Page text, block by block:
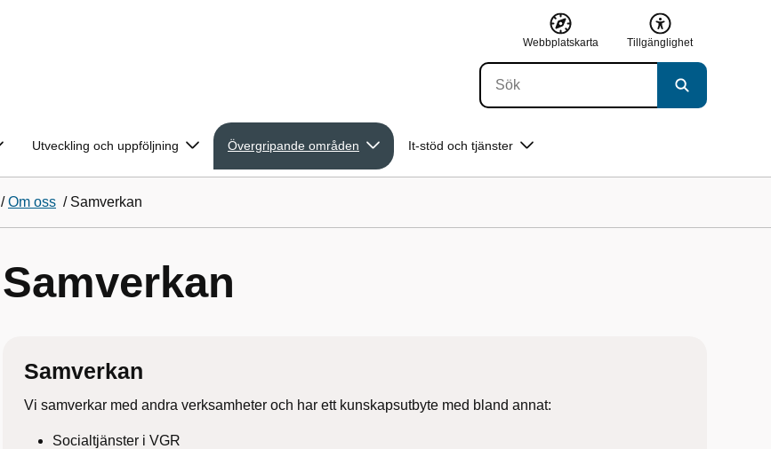
Webbplatskarta Tillgänglighet
Utveckling och uppföljning Övergripande områden It-stöd och tjänster
/Om oss / Samverkan
Samverkan
Samverkan
Vi samverkar med andra verksamheter och har ett kunskapsutbyte med bland annat:
Socialtjänster i VGR